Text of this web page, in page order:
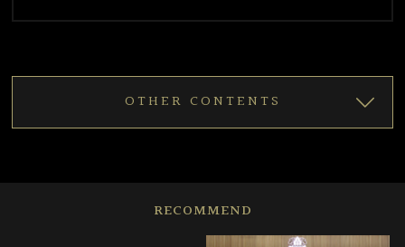
OTHER CONTENTS
RECOMMEND